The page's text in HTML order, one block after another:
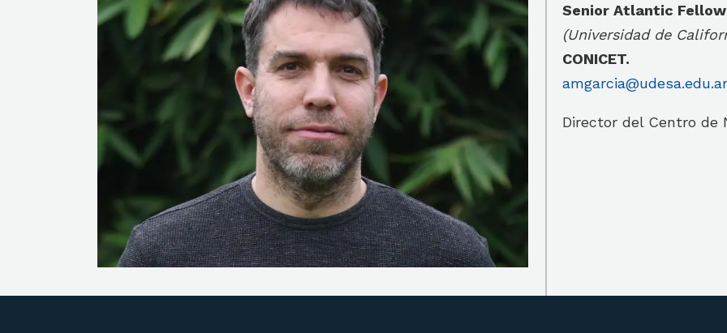
Senior Atlantic
(Universidad de
CONICET.
amgarcia@udesa.edu.ar
Director del Centro de